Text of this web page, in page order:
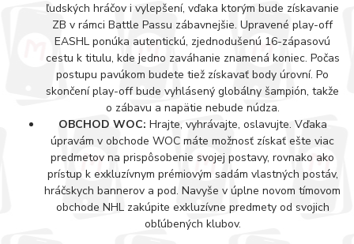
ľudských hráčov i vylepšení, vďaka ktorým bude získavanie
ZB v rámci Battle Passu zábavnejšie. Upravené play-off
EASHL ponúka autentickú, zjednodušenú 16-zápasovú
cestu k titulu, kde jedno zaváhanie znamená koniec. Počas
postupu pavúkom budete tiež získavať body úrovní. Po
skončení play-off bude vyhlásený globálny šampión, takže
o zábavu a napätie nebude núdza.
OBCHOD WOC: Hrajte, vyhrávajte, oslavujte. Vďaka
úpravám v obchode WOC máte možnosť získať ešte viac
predmetov na prispôsobenie svojej postavy, rovnako ako
prístup k exkluzívnym prémiovým sadám vlastných postáv,
hráčskych bannerov a pod. Navyše v úplne novom tímovom
obchode NHL zakúpite exkluzívne predmety od svojich
obľúbených klubov.